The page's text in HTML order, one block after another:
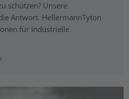
schützen? Unsere
Antwort. HellermannTyton
für industrielle